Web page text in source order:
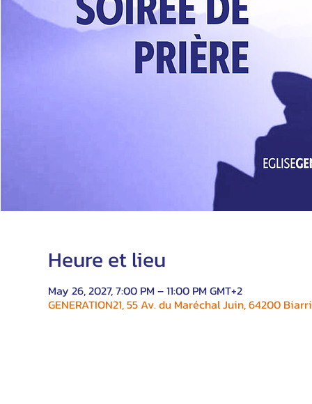
Heure et lieu
May 26, 2027, 7:00 PM – 11:00 PM GMT+2
GENERATION21, 55 Av. du Maréchal Juin, 64200